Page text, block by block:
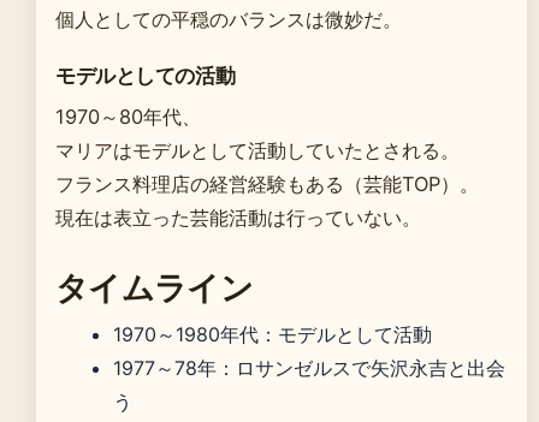
個人としての平穏のバランスは微妙だ。
モデルとしての活動
1970～80年代、
マリアはモデルとして活動していたとされる。
フランス料理店の経営経験もある（芸能TOP）。
現在は表立った芸能活動は行っていない。
タイムライン
1970～1980年代 ：モデルとして活動
1977～78年 ：ロサンゼルスで矢沢永吉と出会
う